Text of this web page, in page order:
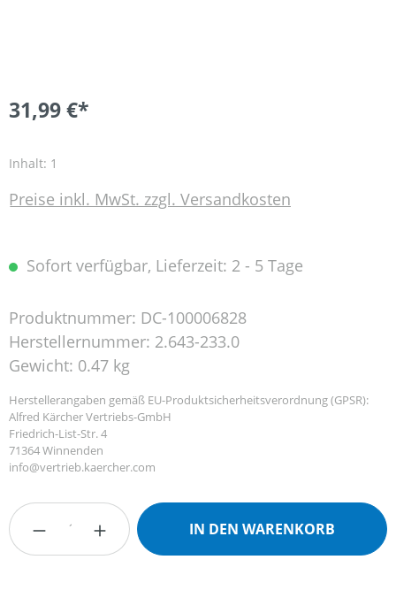
31,99 €*
Inhalt: 1
Preise inkl. MwSt. zzgl. Versandkosten
Sofort verfügbar, Lieferzeit: 2 - 5 Tage
Produktnummer: DC-100006828
Herstellernummer: 2.643-233.0
Gewicht: 0.47 kg
Herstellerangaben gemäß EU-Produktsicherheitsverordnung (GPSR):
Alfred Kärcher Vertriebs-GmbH
Friedrich-List-Str. 4
71364 Winnenden
info@vertrieb.kaercher.com
Produkt Anzahl: Gib den gewünschten
IN DEN WARENKORB